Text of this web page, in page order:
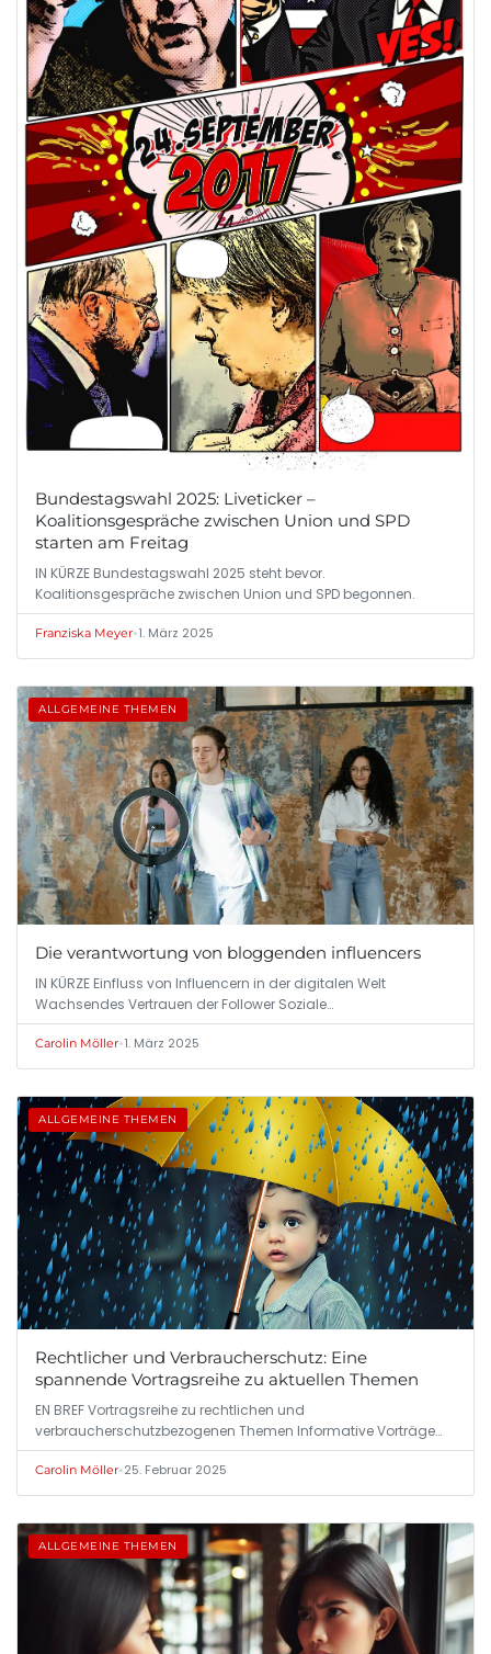
Bundestagswahl 2025: Liveticker –
Koalitionsgespräche zwischen Union und SPD
starten am Freitag
IN KÜRZE Bundestagswahl 2025 steht bevor.
Koalitionsgespräche zwischen Union und SPD begonnen.
Franziska Meyer•1. März 2025
ALLGEMEINE THEMEN
Die verantwortung von bloggenden influencers
IN KÜRZE Einfluss von Influencern in der digitalen Welt
Wachsendes Vertrauen der Follower Soziale…
Carolin Möller•1. März 2025
ALLGEMEINE THEMEN
Rechtlicher und Verbraucherschutz: Eine
spannende Vortragsreihe zu aktuellen Themen
EN BREF Vortragsreihe zu rechtlichen und
verbraucherschutzbezogenen Themen Informative Vorträge
zu…
Carolin Möller•25. Februar 2025
ALLGEMEINE THEMEN